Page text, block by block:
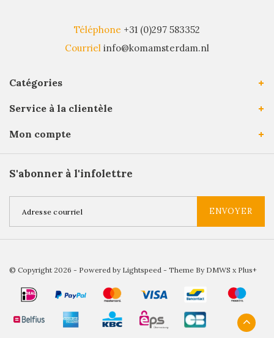
Téléphone +31 (0)297 583352
Courriel info@komamsterdam.nl
Catégories
Service à la clientèle
Mon compte
S'abonner à l'infolettre
ENVOYER
© Copyright 2026 - Powered by Lightspeed - Theme By DMWS x Plus+